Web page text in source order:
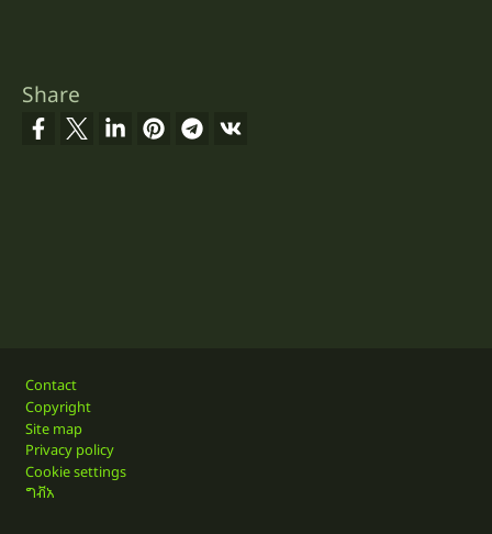
Share
Footer
Contact
Copyright
Site map
Privacy policy
Cookie settings
ግቭአ